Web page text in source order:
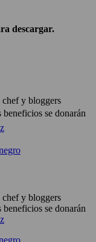
descargar.
chef y bloggers
se donarán
chef y bloggers
se donarán